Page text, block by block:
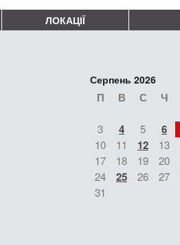
ЛОКАЦІЇ
Серпень 2026
П В С Ч
3 4 5 6
10
11 12 13
17
18 19 20
24
25 26 27
31